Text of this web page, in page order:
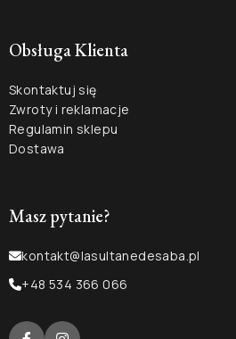
Obsługa Klienta
Skontaktuj się
Zwroty i reklamacje
Regulamin sklepu
Dostawa
Masz pytanie?
kontakt@lasultanedesaba.pl
+48 534 366 066